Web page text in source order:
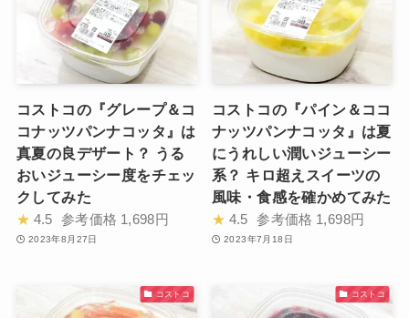
コストコの『グレープ＆コ
コナッツパンナコッタ』は
真夏の良デザート？ うる
おいジューシー度をチェッ
クしてみた
★ 4.5 参考価格 1,698円
2023年8月27日
コストコの『パイン＆ココ
ナッツパンナコッタ』は夏
にうれしい潤いジューシー
系？ キロ超えスイーツの
風味・食感を確かめてみた
★ 4.5 参考価格 1,698円
2023年7月18日
コストコ コストコ